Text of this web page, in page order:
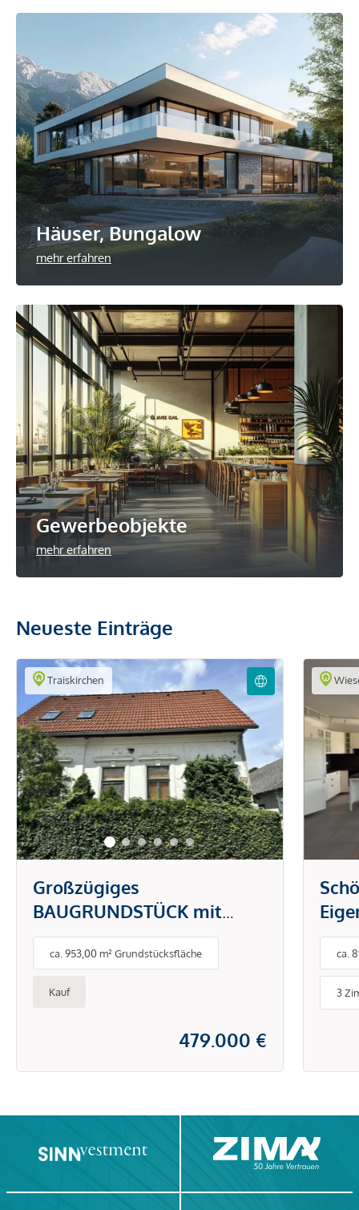
Häuser, Bungalow
mehr erfahren
Gewerbeobjekte
mehr erfahren
Neueste Einträge
Traiskirchen
Großzügiges
BAUGRUNDSTÜCK mit
Altbestand und tollen
GARTEN - ideal für Familien
oder als Bauträgerprojekt
ca. 953,00 m² Grundstücksfläche
Kauf
479.000 €
ca.
3